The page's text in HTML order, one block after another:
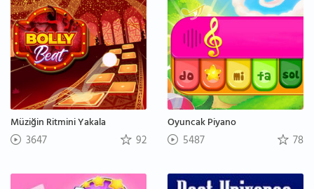
Müziğin Ritmini Yakala
3647 92
Oyuncak Piyano
5487 78